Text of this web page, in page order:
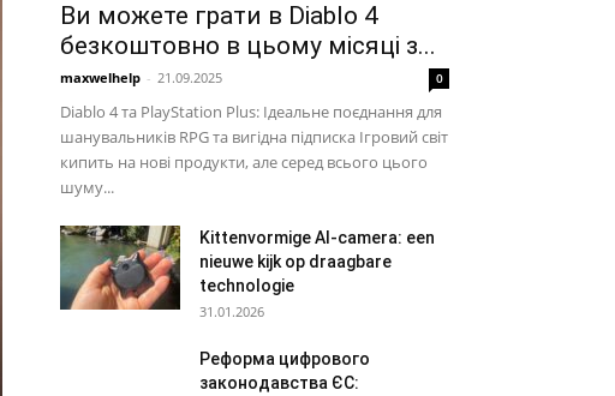
Ви можете грати в Diablo 4
безкоштовно в цьому місяці з...
maxwelhelp - 21.09.2025 0
Diablo 4 та PlayStation Plus: Ідеальне поєднання для
шанувальників RPG та вигідна підписка Ігровий світ
кипить на нові продукти, але серед всього цього
шуму...
Kittenvormige AI-camera: een
nieuwe kijk op draagbare
technologie
31.01.2026
Реформа цифрового
законодавства ЄС: